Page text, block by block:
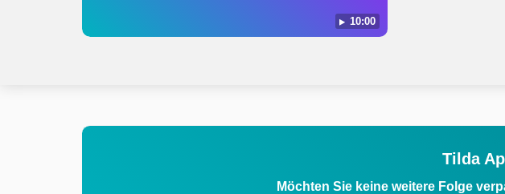
10:00
Tilda
Möchten Sie keine weitere Folge